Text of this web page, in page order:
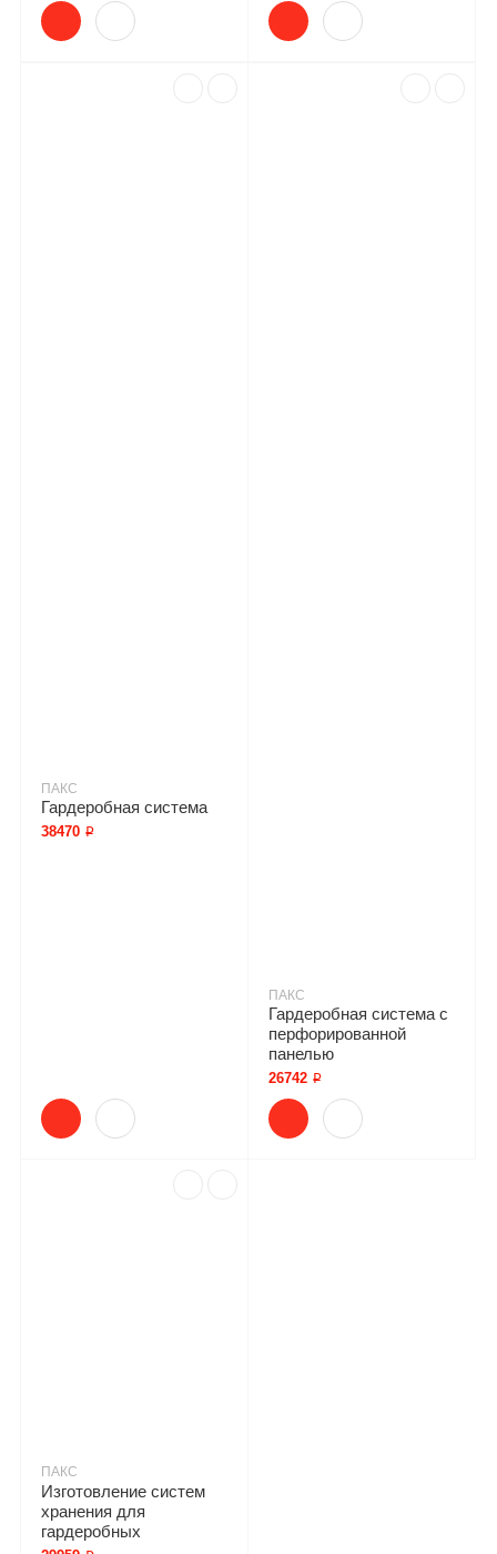
ПАКС
Гардеробная система
38470 ₽
ПАКС
Гардеробная система с
перфорированной
панелью
26742 ₽
ПАКС
Изготовление систем
хранения для
гардеробных